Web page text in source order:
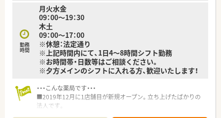
勤務
時間
月火水金
09：00～19：30
木土
09：00～17：00
※休憩：法定通り
※上記時間内にて、1日4～8時間シフト勤務
※お時間帯・日数等はご相談ください。
※夕方メインのシフトに入れる方、歓迎いたします！
・・・こんな薬局です・・・
■2019年12月に1店舗目が新規オープン。立ち上げたばかりの
法人です。